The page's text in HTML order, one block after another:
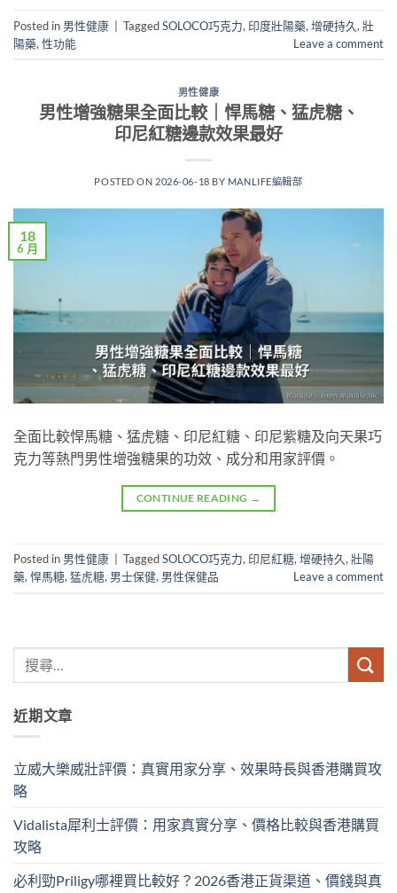
Posted in 男性健康 TaggedSOLOCO巧克力, 印度壯陽藥, 增硬持久, 壯
陽藥, 性功能 Leave a comment
男性健康
男性增強糖果全面比較｜悍馬糖、猛虎糖、
印尼紅糖邊款效果最好
POSTED ON 2026-06-18 BY MANLIFE編輯部
18
6 月
全面比較悍馬糖、猛虎糖、印尼紅糖、印尼紫糖及向天果巧
克力等熱門男性增強糖果的功效、成分和用家評價。
CONTINUE READING →
Posted in 男性健康 TaggedSOLOCO巧克力, 印尼紅糖, 增硬持久, 壯陽
藥, 悍馬糖, 猛虎糖, 男士保健, 男性保健品 Leave a comment
近期文章
立威大樂威壯評價：真實用家分享、效果時長與香港購買攻
略
Vidalista犀利士評價：用家真實分享、價格比較與香港購買
攻略
必利勁Priligy哪裡買比較好？2026香港正貨渠道、價錢與真